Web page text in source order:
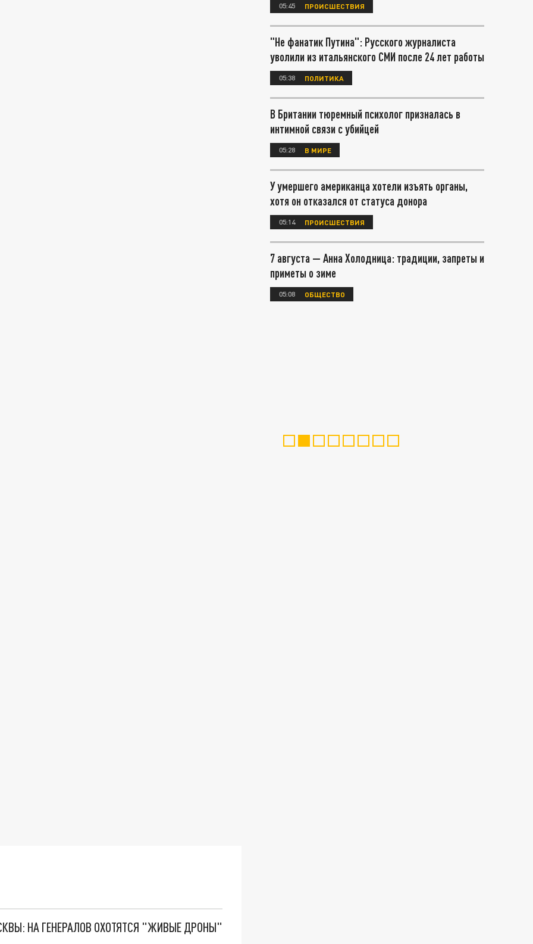
НА ГЕНЕРАЛОВ ОХОТЯТСЯ "ЖИВЫЕ ДРОНЫ"
05:45 ПРОИСШЕСТВИЯ
"Не фанатик Путина": Русского журналиста
уволили из итальянского СМИ после 24 лет работы
05:38 ПОЛИТИКА
В Британии тюремный психолог призналась в
интимной связи с убийцей
05:28 В МИРЕ
У умершего американца хотели изъять органы,
хотя он отказался от статуса донора
05:14 ПРОИСШЕСТВИЯ
7 августа — Анна Холодница: традиции, запреты и
приметы о зиме
05:08 ОБЩЕСТВО